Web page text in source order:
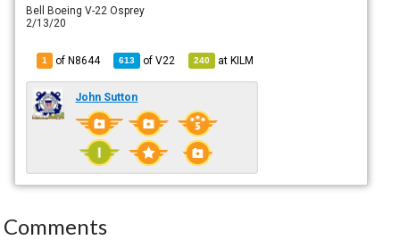
Bell Boeing V-22 Osprey
2/13/20
1 of N8644 613 ofV22 240 atKILM
John Sutton
Comments